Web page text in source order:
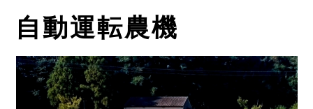
自動運転農機